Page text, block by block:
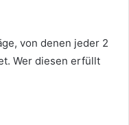
von denen jeder 2
Wer diesen erfüllt